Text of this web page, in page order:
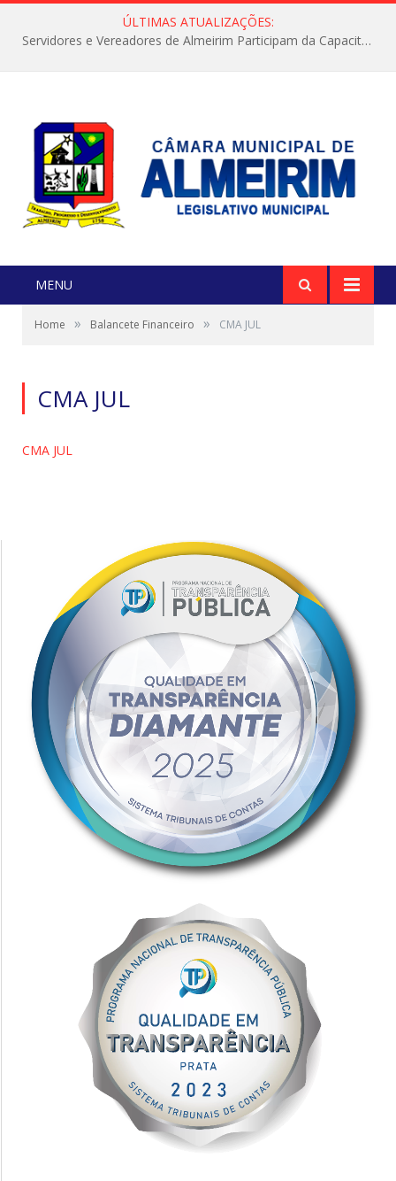
ÚLTIMAS ATUALIZAÇÕES:
Servidores e Vereadores de Almeirim Participam da Capacitação “Orientar é a Nossa Missão”
MENU
Home » Balancete Financeiro » CMA JUL
CMA JUL
CMA JUL